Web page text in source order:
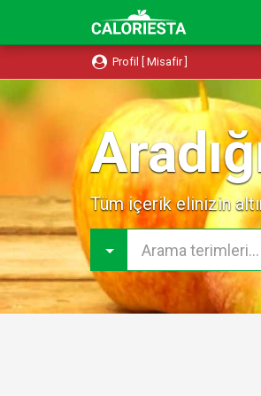
Profil [ Misafir ]
Tüm içerik elinizin